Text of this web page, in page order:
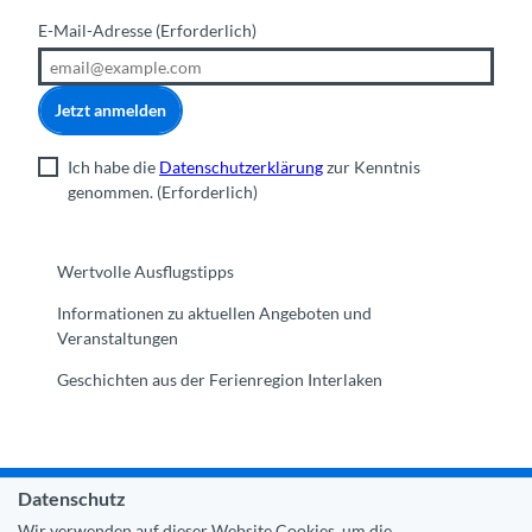
E-Mail-Adresse (Erforderlich)
Jetzt anmelden
Ich habe die Datenschutzerklärungzur Kenntnis
genommen. (Erforderlich)
Wertvolle Ausflugstipps
Informationen zu aktuellen Angeboten und
Veranstaltungen
Geschichten aus der Ferienregion Interlaken
Gemeinde Interlaken |Impressum | Datenschutz
Datenschutz